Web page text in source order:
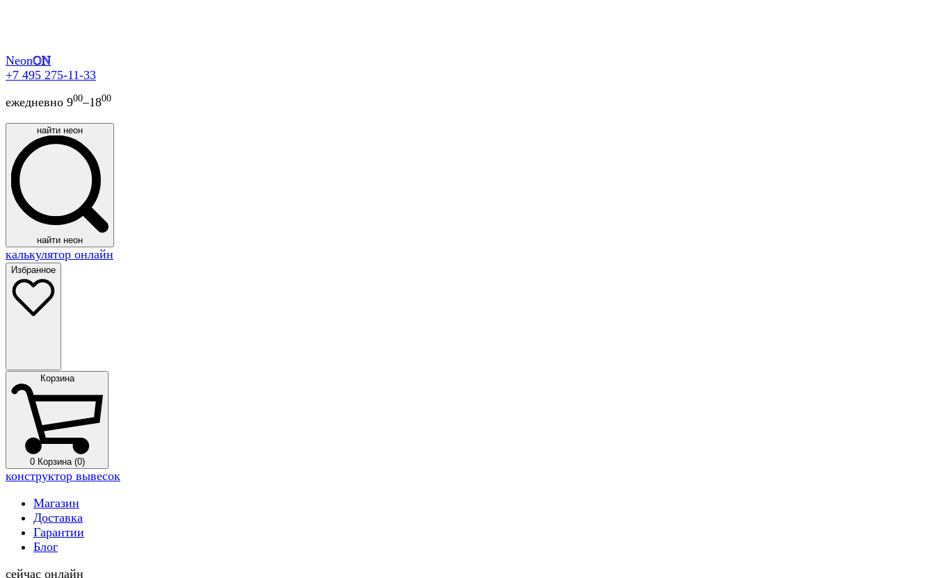
NeonON
+7 495 275-11-33
ежедневно 900–1800
найти неон
найти неон
калькулятор онлайн
Избранное
Корзина
0 Корзина (0)
конструктор вывесок
Магазин
Доставка
Гарантии
Блог
сейчас онлайн